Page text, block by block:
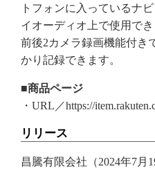
トフォンに入っているナ
イオーディオ上で使用でき
前後2カメラ録画機能付き
かり記録できます。
■商品ページ
・URL／https://
リリース
昌騰有限会社（2024年7月